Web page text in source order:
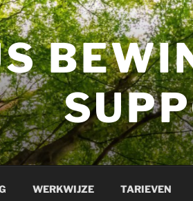
WERKWIJZE TARIEVEN